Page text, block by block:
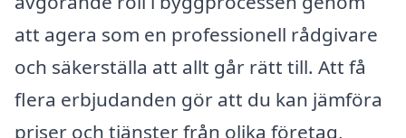
att agera som en professionell rådgivare
och säkerställa att allt går rätt till. Att få
flera erbjudanden gör att du kan jämföra
priser och tjänster från olika företag,